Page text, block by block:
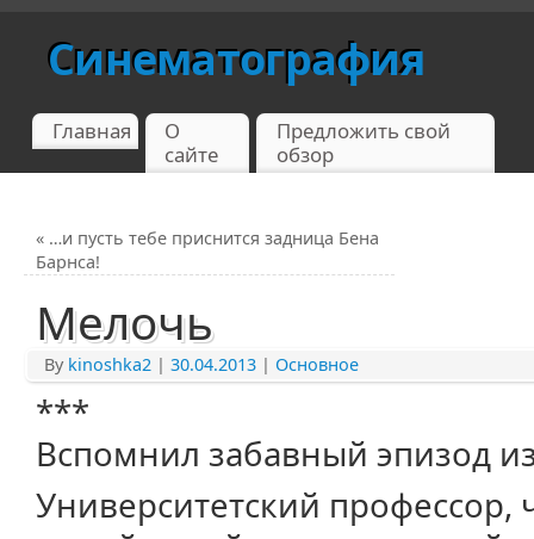
Синематография
Главная
О
сайте
Предложить свой
обзор
« …и пусть тебе приснится задница Бена
Барнса!
Мелочь
By kinoshka2 | 30.04.2013 | Основное
***
Вспомнил забавный эпизод
Университетский